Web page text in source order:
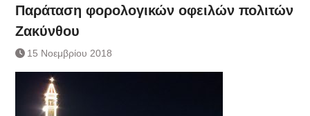
Παράταση φορολογικών οφειλών πολιτών
Ζακύνθου
15 Νοεμβρίου 2018